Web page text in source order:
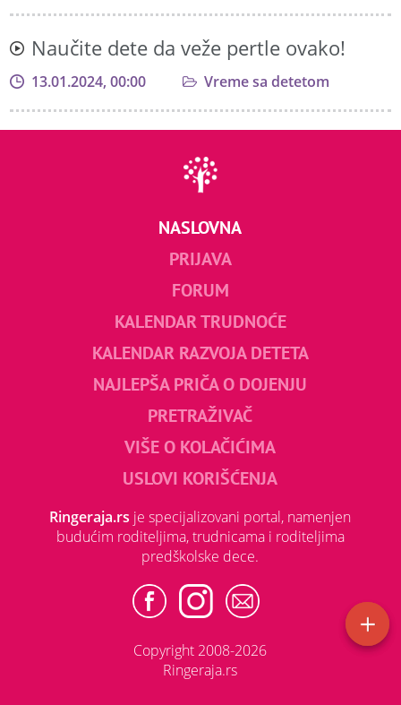
Naučite dete da veže pertle ovako!
13.01.2024, 00:00 Vreme sa detetom
NASLOVNA
PRIJAVA
FORUM
KALENDAR TRUDNOĆE
KALENDAR RAZVOJA DETETA
NAJLEPŠA PRIČA O DOJENJU
PRETRAŽIVAČ
VIŠE O KOLAČIĆIMA
USLOVI KORIŠĆENJA
Ringeraja.rs je specijalizovani portal, namenjen
budućim roditeljima, trudnicama i roditeljima
predškolske dece.
Copyright 2008-2026
Ringeraja.rs